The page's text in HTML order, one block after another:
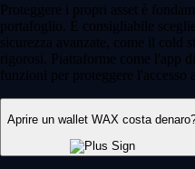
Proteggere i propri asset è
portafoglio. È consigliabile
sicurezza avanzate, come il cold
rigorosi. Piattaforme come l'app
funzioni per proteggere l'accesso
Aprire un wallet WAX costa